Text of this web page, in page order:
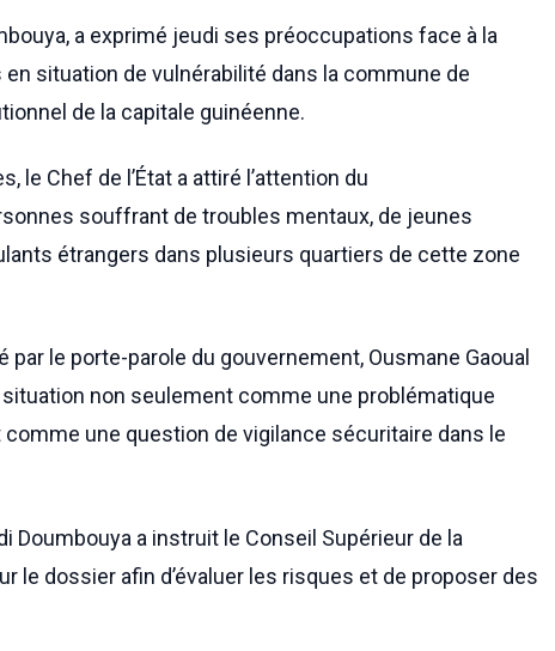
a exprimé jeudi ses préoccupations face à la
situation de vulnérabilité dans la commune de
de la capitale guinéenne.
le Chef de l’État a attiré l’attention du
souffrant de troubles mentaux, de jeunes
étrangers dans plusieurs quartiers de cette zone
par le porte-parole du gouvernement, Ousmane Gaoual
non seulement comme une problématique
une question de vigilance sécuritaire dans le
Doumbouya a instruit le Conseil Supérieur de la
le dossier afin d’évaluer les risques et de proposer des